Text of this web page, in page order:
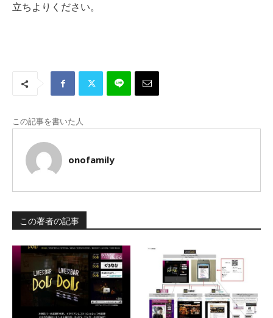
立ちよりください。
この記事を書いた人
onofamily
この著者の記事